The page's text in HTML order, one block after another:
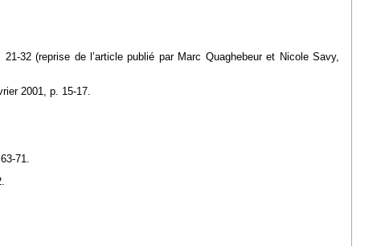
32 (reprise de l’article publié par Marc Quaghebeur et Nicole Savy,
2001, p. 15-17.
71.